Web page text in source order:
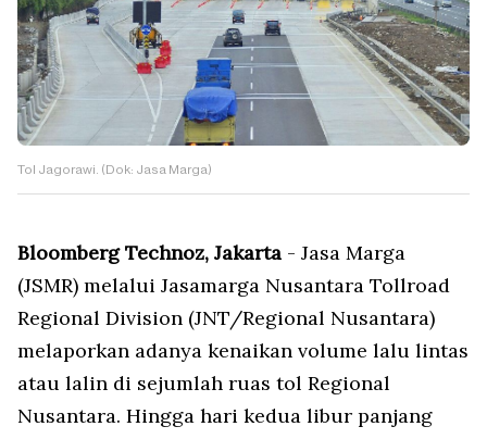
Tol Jagorawi. (Dok: Jasa Marga)
Bloomberg Technoz, Jakarta - Jasa Marga
(JSMR) melalui Jasamarga Nusantara Tollroad
Regional Division (JNT/Regional Nusantara)
melaporkan adanya kenaikan volume lalu lintas
atau lalin di sejumlah ruas tol Regional
Nusantara. Hingga hari kedua libur panjang